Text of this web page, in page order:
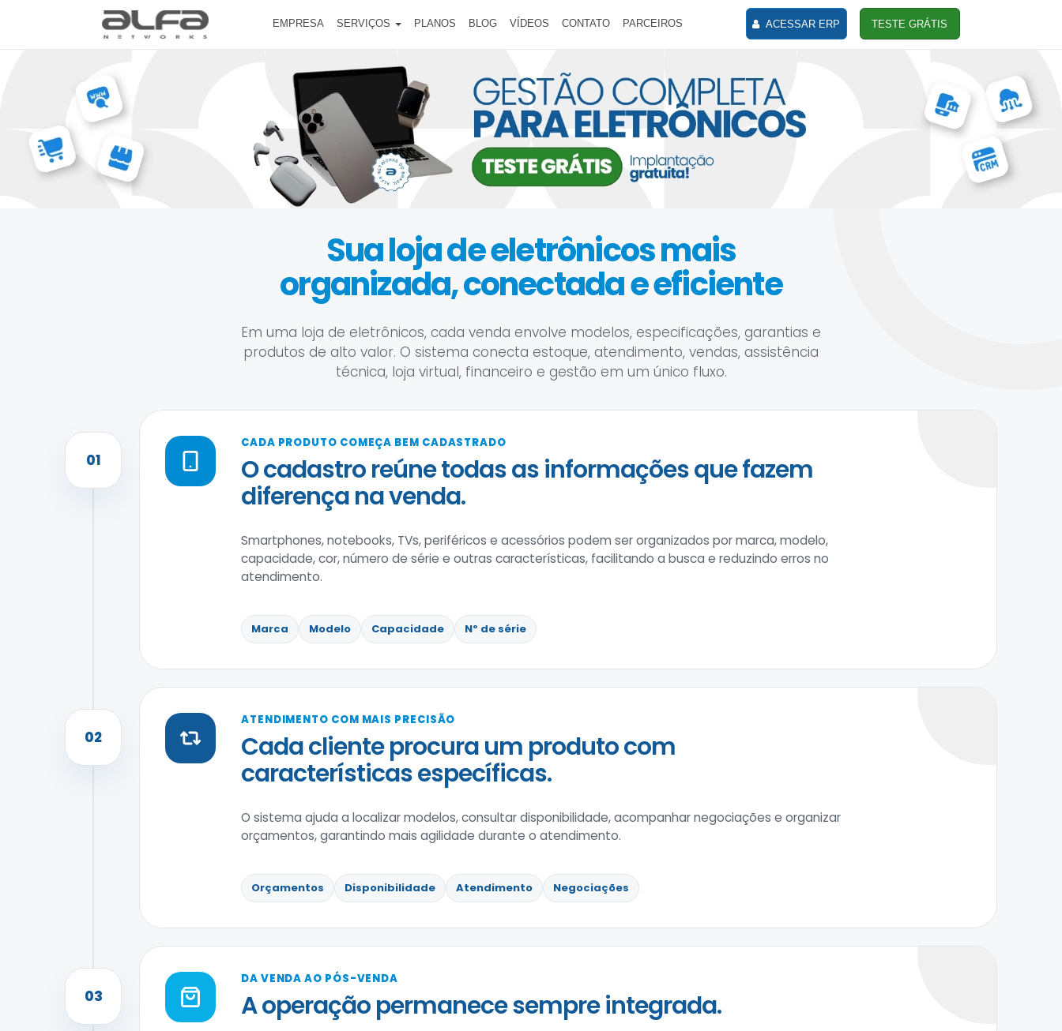
EMPRESA SERVIÇOS PLANOS BLOG VÍDEOS CONTATO PARCEIROS ACESSAR ERP TESTE GRÁTIS
Sua loja de eletrônicos mais
organizada, conectada e eficiente
Em uma loja de eletrônicos, cada venda envolve modelos, especificações, garantias e
produtos de alto valor. O sistema conecta estoque, atendimento, vendas, assistência
técnica, loja virtual, financeiro e gestão em um único fluxo.
01
CADA PRODUTO COMEÇA BEM CADASTRADO
O cadastro reúne todas as informações que fazem
diferença na venda.
Smartphones, notebooks, TVs, periféricos e acessórios podem ser organizados por marca, modelo,
capacidade, cor, número de série e outras características, facilitando a busca e reduzindo erros no
atendimento.
Marca Modelo Capacidade Nº de série
02
ATENDIMENTO COM MAIS PRECISÃO
Cada cliente procura um produto com
características específicas.
O sistema ajuda a localizar modelos, consultar disponibilidade, acompanhar negociações e organizar
orçamentos, garantindo mais agilidade durante o atendimento.
Orçamentos Disponibilidade Atendimento Negociações
03
DA VENDA AO PÓS-VENDA
A operação permanece sempre integrada.